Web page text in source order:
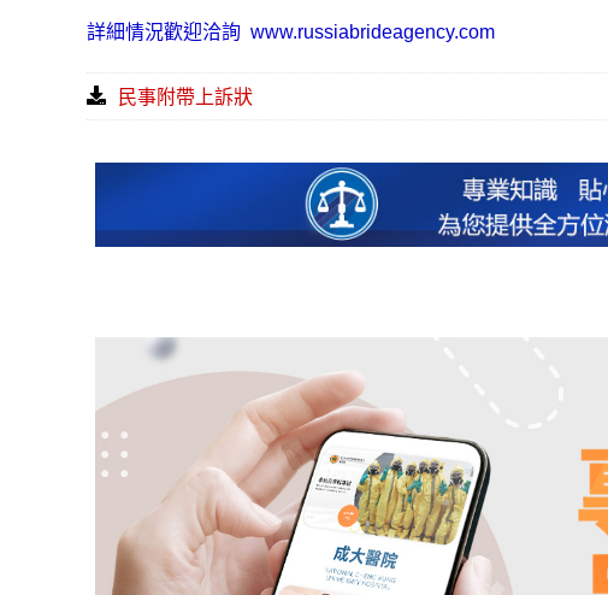
詳細情況歡迎洽詢 www.russiabrideagency.com
民事附帶上訴狀